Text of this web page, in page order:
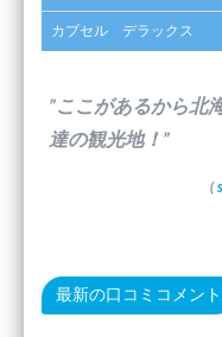
カプセル デラックス
”ここがあるから北
達の観光地！”
(
最新の口コミコメント